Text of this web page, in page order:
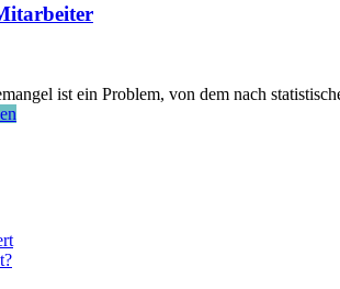
ist ein Problem, von dem nach